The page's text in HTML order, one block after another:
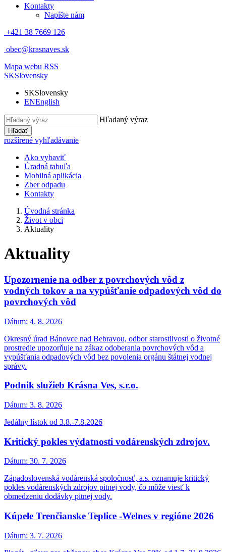
Kontakty
Napíšte nám
+421 38 7669 126
obec@krasnaves.sk
Mapa webu RSS
SKSlovensky
SKSlovensky
ENEnglish
Hľadaný výraz
Hľadať
rozšírené vyhľadávanie
Ako vybaviť
Úradná tabuľa
Mobilná aplikácia
Zber odpadu
Kontakty
Úvodná stránka
Život v obci
Aktuality
Aktuality
Upozornenie na odber z povrchových vôd z
vodných tokov a na vypúšťanie odpadových vôd do
povrchových vôd
Dátum: 4. 8. 2026
Okresný úrad Bánovce nad Bebravou, odbor starostlivosti o životné
prostredie upozorňuje na zákaz odoberania povrchových vôd a
vypúšťania odpadových vôd bez povolenia orgánu štátnej vodnej
správy.
Podnik služieb Krásna Ves, s.r.o.
Dátum: 3. 8. 2026
Jedálny lístok od 3.8.-7.8.2026
Kritický pokles výdatnosti vodárenských zdrojov.
Dátum: 30. 7. 2026
Západoslovenská vodárenská spoločnosť, a.s. oznamuje kritický
pokles vodárenských zdrojov pitnej vody, čo môže viesť k
obmedzeniu dodávky pitnej vody.
Kúpele Trenčianske Teplice -Welnes v regióne 2026
Dátum: 3. 7. 2026